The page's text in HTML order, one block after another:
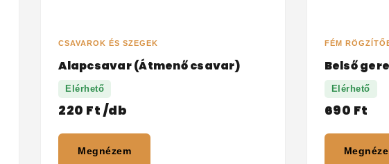
CSAVAROK ÉS SZEGEK
Alapcsavar (Átmenő csavar)
Elérhető
220 Ft /db
Megnézem
FÉM
Belső
Elérhető
690 Ft